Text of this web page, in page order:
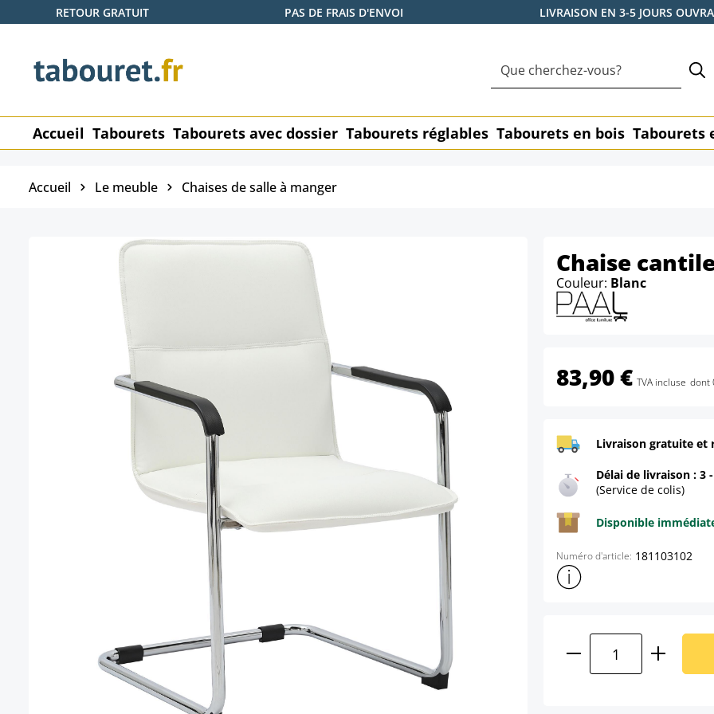
au contenu principal
Passer à la recherche
Passer à la navigation principale
RETOUR GRATUIT PAS DE FRAIS D'ENVOI LIVRAISON EN 3-5 JOURS
Accueil Tabourets Tabourets avec dossier Tabourets réglables Tabourets en bois Tabourets
Accueil Le meuble Chaises de salle à manger
Chaise
Couleur: Blanc
83,90 € TVA incluse dont
Livraison gratuite et
Délai de livraison : 3
(Service de colis)
Disponible
Numéro d'article: 181103102
Afficher plus d'informations
Quantité de